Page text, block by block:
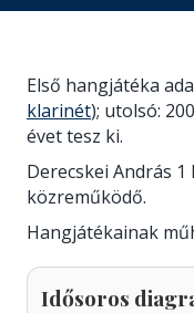
Első hangjátéka
klarinét); utolsó:
évet tesz ki.
Derecskei András
közreműködő.
Hangjátékainak
Idősoros